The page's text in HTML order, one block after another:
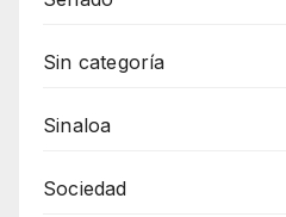
Sin categoría
Sinaloa
Sociedad